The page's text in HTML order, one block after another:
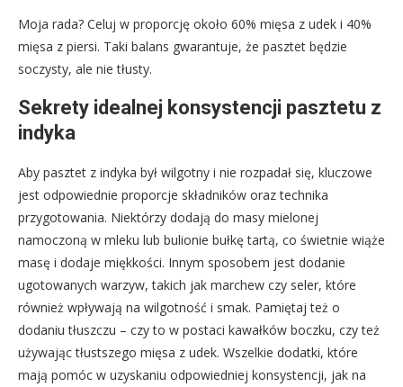
Moja rada? Celuj w proporcję około 60% mięsa z udek i 40%
mięsa z piersi. Taki balans gwarantuje, że pasztet będzie
soczysty, ale nie tłusty.
Sekrety idealnej konsystencji pasztetu z
indyka
Aby pasztet z indyka był wilgotny i nie rozpadał się, kluczowe
jest odpowiednie proporcje składników oraz technika
przygotowania. Niektórzy dodają do masy mielonej
namoczoną w mleku lub bulionie bułkę tartą, co świetnie wiąże
masę i dodaje miękkości. Innym sposobem jest dodanie
ugotowanych warzyw, takich jak marchew czy seler, które
również wpływają na wilgotność i smak. Pamiętaj też o
dodaniu tłuszczu – czy to w postaci kawałków boczku, czy też
używając tłustszego mięsa z udek. Wszelkie dodatki, które
mają pomóc w uzyskaniu odpowiedniej konsystencji, jak na